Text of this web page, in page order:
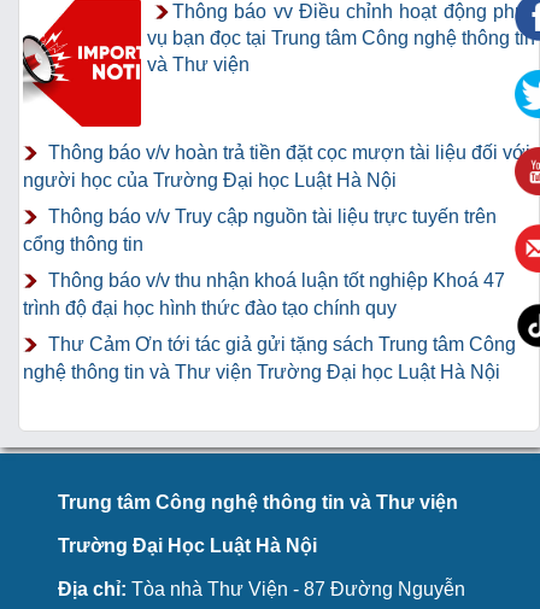
Thông báo vv Điều chỉnh hoạt động phục
vụ bạn đọc tại Trung tâm Công nghệ thông tin
và Thư viện
Thông báo v/v hoàn trả tiền đặt cọc mượn tài liệu đối với
người học của Trường Đại học Luật Hà Nội
Thông báo v/v Truy cập nguồn tài liệu trực tuyến trên
cổng thông tin
Thông báo v/v thu nhận khoá luận tốt nghiệp Khoá 47
trình độ đại học hình thức đào tạo chính quy
Thư Cảm Ơn tới tác giả gửi tặng sách Trung tâm Công
nghệ thông tin và Thư viện Trường Đại học Luật Hà Nội
Trung tâm Công nghệ thông tin và Thư viện
Trường Đại Học Luật Hà Nội
Địa chỉ: Tòa nhà Thư Viện - 87 Đường Nguyễn